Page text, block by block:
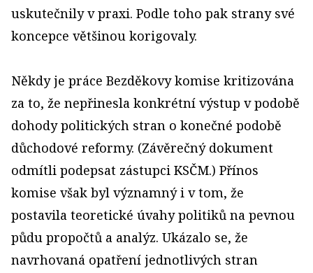
uskutečnily v praxi. Podle toho pak strany své
koncepce většinou korigovaly.
Někdy je práce Bezděkovy komise kritizována
za to, že nepřinesla konkrétní výstup v podobě
dohody politických stran o konečné podobě
důchodové reformy. (Závěrečný dokument
odmítli podepsat zástupci KSČM.) Přínos
komise však byl významný i v tom, že
postavila teoretické úvahy politiků na pevnou
půdu propočtů a analýz. Ukázalo se, že
navrhovaná opatření jednotlivých stran